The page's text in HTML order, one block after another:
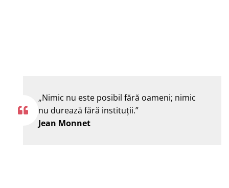
„Nimic nu este posibil fără oameni; nimic
nu durează fără instituţii.”
Jean Monnet